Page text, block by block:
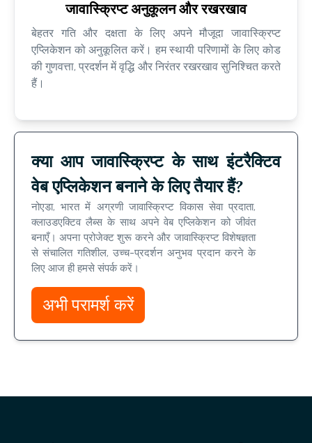
जावास्क्रिप्ट अनुकूलन और रखरखाव
बेहतर गति और दक्षता के लिए अपने मौजूदा जावास्क्रिप्ट
एप्लिकेशन को अनुकूलित करें। हम स्थायी परिणामों के लिए कोड
की गुणवत्ता, प्रदर्शन में वृद्धि और निरंतर रखरखाव सुनिश्चित करते
हैं।
क्या आप जावास्क्रिप्ट के साथ इंटरैक्टिव
वेब एप्लिकेशन बनाने के लिए तैयार हैं?
नोएडा, भारत में अग्रणी जावास्क्रिप्ट विकास सेवा प्रदाता,
क्लाउडएक्टिव लैब्स के साथ अपने वेब एप्लिकेशन को जीवंत
बनाएँ। अपना प्रोजेक्ट शुरू करने और जावास्क्रिप्ट विशेषज्ञता
से संचालित गतिशील, उच्च-प्रदर्शन अनुभव प्रदान करने के
लिए आज ही हमसे संपर्क करें।
अभी परामर्श करें